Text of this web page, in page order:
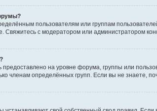
пользователям или группам
Свяжитесь с модератором или администратором
на уровне форума, группы или
членам определённых групп. Если вы не знаете,